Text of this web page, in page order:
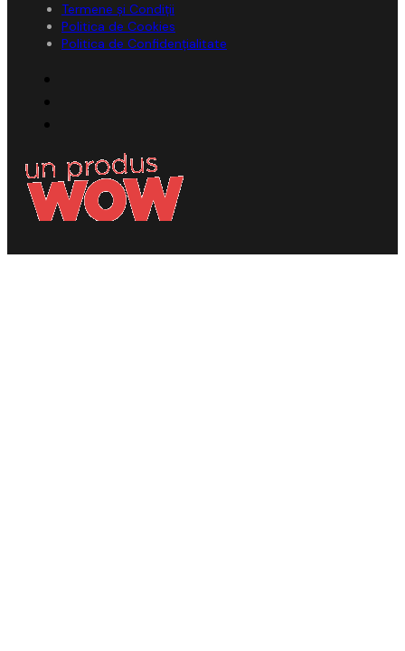
Termene și Condiții
Politica de Cookies
Politica de Confidențialitate